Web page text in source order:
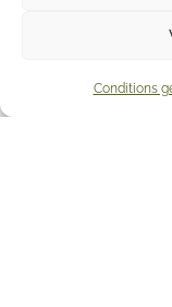
Conditions